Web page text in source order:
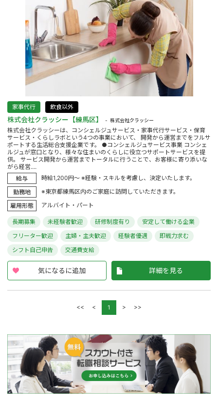
家事代行 飲食以外
株式会社クラッシー【練馬区】 株式会社クラッシー
株式会社クラッシーは、コンシェルジュサービス・家事代行サービス・保育
サービス・くらしラボという4つの事業において、 開発から運営までをフルサ
ポートする生活総合支援企業です。 ●コンシェルジュサービス事業 コンシェ
ルジュが窓口となり、様々な住まいのくらしに役立つサポートサービスを提
供。 サービス開発から運営までトータルに行うことで、お客様に寄り添いな
がら経営....
給与
時給1,200円～ ※経験・スキルを考慮し、決定いたします。
勤務地
※東京都練馬区内のご家庭に訪問していただきます。
雇用形態
アルバイト・パート
長期募集 未経験者歓迎 研修制度有り
安定して働ける企業
フリーター歓迎
主婦・主夫歓迎 経験者優遇
即戦力求む
シフト自己申告
交通費支給
気になるに追加 詳細を見る
<< < 1 > >>